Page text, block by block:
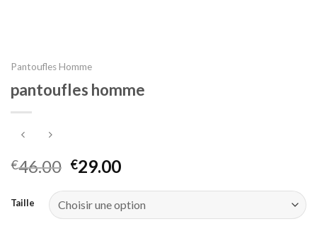
Pantoufles Homme
pantoufles homme
€46.00 €29.00
Taille